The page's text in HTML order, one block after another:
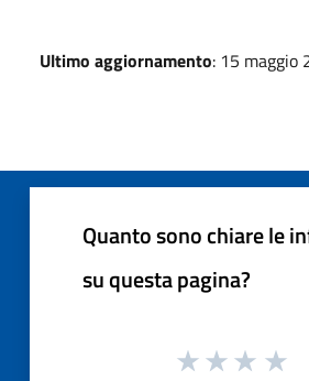
Ultimo aggiornamento: 15 maggio
Quanto sono chiare le
su questa pagina?